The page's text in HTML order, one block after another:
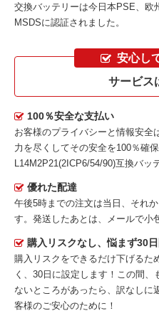
交換バッテリーは今日本PSE、欧
MSDSに認証されました。
安心し
サービス
100％安全な支払い
お客様のプライバシーと情報安全
力を尽くしてその安全を100％確保
L14M2P21(2ICP6/54/90)互換バッ
優れた配達
午後5時までの注文は当日、それ
す。発送したあとは、メールで小
購入リスクなし、悩まず30
購入リスクをできるだけ下げるた
く、30日に設定します！この間
ないところがあったら、訳なしに
客様のご安心のために！